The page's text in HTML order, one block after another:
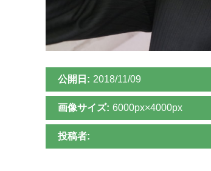
公開日: 2018/11/09
画像サイズ: 6000px×4000px
投稿者: